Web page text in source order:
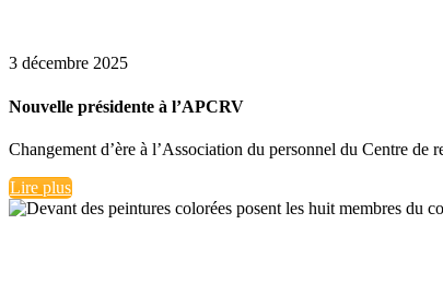
3 décembre 2025
Nouvelle présidente à l’APCRV
Changement d’ère à l’Association du personnel du Centre
Lire plus